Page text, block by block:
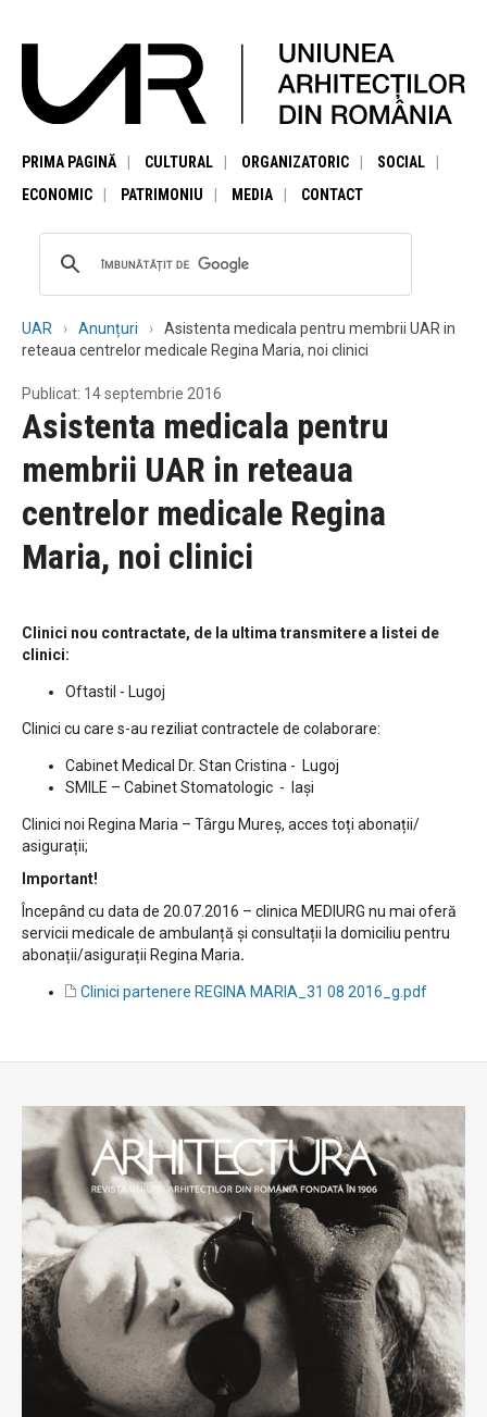
PRIMA PAGINĂ CULTURAL ORGANIZATORIC
SOCIAL
ECONOMIC
PATRIMONIU MEDIA CONTACT
UAR Anunțuri
Asistenta medicala pentru membrii UAR in
reteaua centrelor medicale Regina Maria, noi clinici
Publicat: 14 septembrie 2016
Asistenta medicala pentru
membrii UAR in reteaua
centrelor medicale Regina
Maria, noi clinici
Clinici nou contractate, de la ultima transmitere a listei de
clinici:
Oftastil - Lugoj
Clinici cu care s-au reziliat contractele de colaborare:
Cabinet Medical Dr. Stan Cristina - Lugoj
SMILE – Cabinet Stomatologic - Iași
Clinici noi Regina Maria – Târgu Mureș, acces toți abonații/
asigurații;
Important!
Începând cu data de 20.07.2016 – clinica MEDIURG nu mai oferă
servicii medicale de ambulanță și consultații la domiciliu pentru
abonații/asigurații Regina Maria.
Clinici partenere REGINA MARIA_31 08 2016_g.pdf